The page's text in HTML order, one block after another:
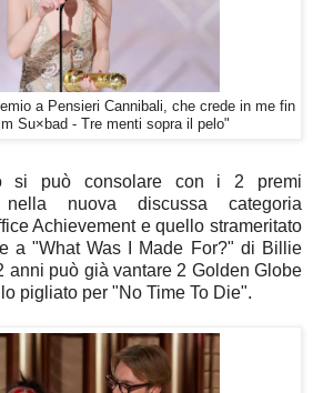
a Pensieri Cannibali, che crede in me fin
Su×bad - Tre menti sopra il pelo"
si può consolare con i 2 premi
nuova discussa categoria
Achievement e quello strameritato
a "What Was I Made For?" di Billie
anni può già vantare 2 Golden Globe
pigliato per "No Time To Die".